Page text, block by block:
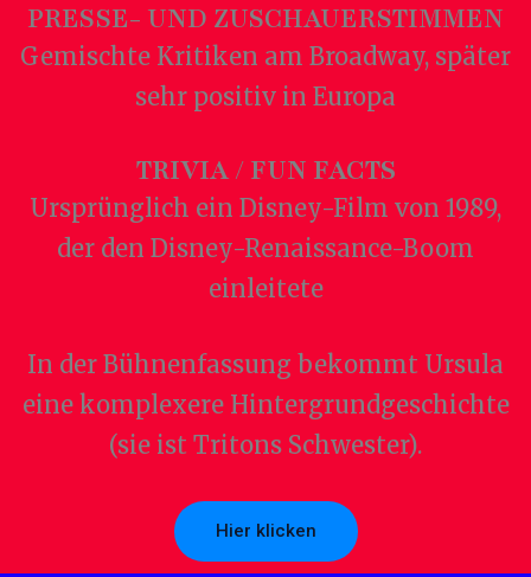
PRESSE- UND ZUSCHAUERSTIMMEN
Gemischte Kritiken am Broadway, später
sehr positiv in Europa
TRIVIA / FUN FACTS
Ursprünglich ein Disney-Film von 1989,
der den Disney-Renaissance-Boom
einleitete
In der Bühnenfassung bekommt Ursula
eine komplexere Hintergrundgeschichte
(sie ist Tritons Schwester).
Hier klicken